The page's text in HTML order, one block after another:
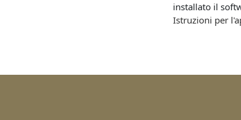
installato il
Istruzioni per